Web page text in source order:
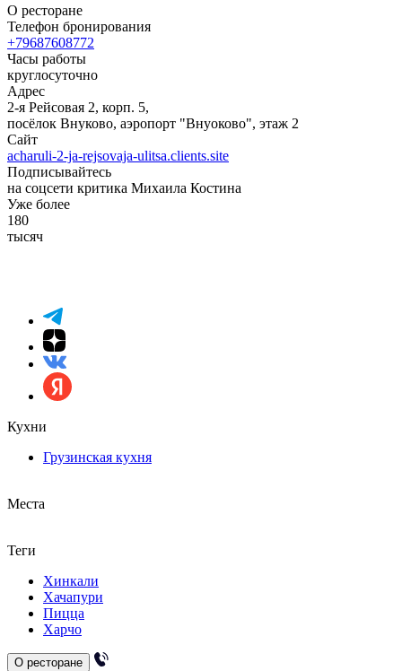
О ресторане
Телефон бронирования
+79687608772
Часы работы
круглосуточно
Адрес
2-я Рейсовая 2, корп. 5,
посёлок Внуково, аэропорт "Внуоково", этаж 2
Сайт
acharuli-2-ja-rejsovaja-ulitsa.clients.site
Подписывайтесь
на соцсети критика Михаила Костина
Уже более
180
тысяч
Кухни
Грузинская кухня
Места
Теги
Хинкали
Хачапури
Пицца
Харчо
О ресторане